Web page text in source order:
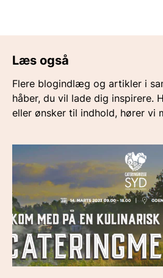
Læs også
Flere blogindlæg og artikler i
håber, du vil lade dig inspirere.
eller ønsker til indhold, hører vi